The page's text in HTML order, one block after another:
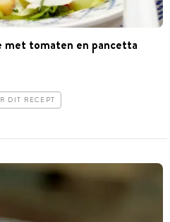
met tomaten en pancetta
DIT RECEPT